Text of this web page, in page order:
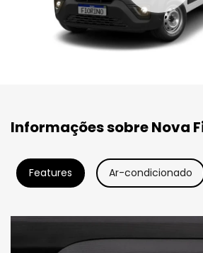
Informações sobre Nova
Features Ar-condicionado